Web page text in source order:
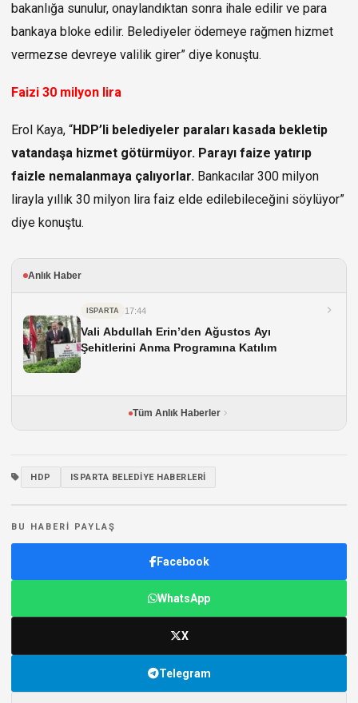
bakanlığa sunulur, onaylandıktan sonra ihale edilir ve para
bankaya bloke edilir. Belediyeler ödemeye rağmen hizmet
vermezse devreye valilik girer” diye konuştu.
Faizi 30 milyon lira
Erol Kaya, “HDP’li belediyeler paraları kasada bekletip
vatandaşa hizmet götürmüyor. Parayı faize yatırıp
faizle nemalanmaya çalıyorlar. Bankacılar 300 milyon
lirayla yıllık 30 milyon lira faiz elde edilebileceğini söylüyor”
diye konuştu.
Anlık Haber
ISPARTA 17:44
Vali Abdullah Erin’den Ağustos Ayı
Şehitlerini Anma Programına Katılım
Tüm Anlık Haberler
HDP ISPARTA BELEDIYE HABERLERI
BU HABERI PAYLAŞ
Facebook
WhatsApp
X
Telegram